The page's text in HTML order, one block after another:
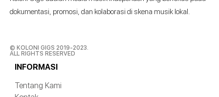
dokumentasi, promosi, dan kolaborasi di skena musik lokal.
© KOLONI GIGS 2019-2023.
ALL RIGHTS RESERVED
INFORMASI
Tentang Kami